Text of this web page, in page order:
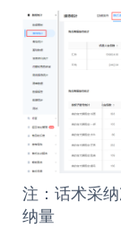
注：话术采
纳量